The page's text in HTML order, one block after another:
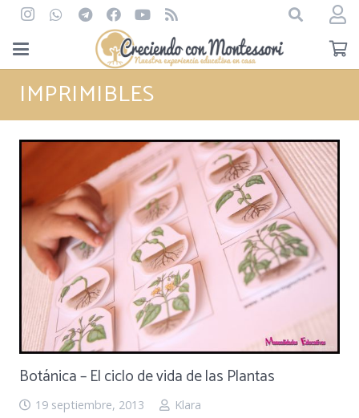
IMPRIMIBLES
Botánica – El ciclo de vida de las Plantas
19 septiembre, 2013
Klara